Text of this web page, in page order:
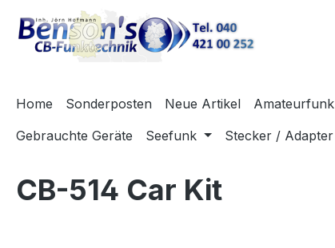
Hauptinhalt springen
Zur Suche springen
Zur Hauptnavigation springen
Home Sonderposten Neue Artikel Amateurfunk
Gebrauchte Geräte
Seefunk Stecker / Adapter
CB-514 Car Kit